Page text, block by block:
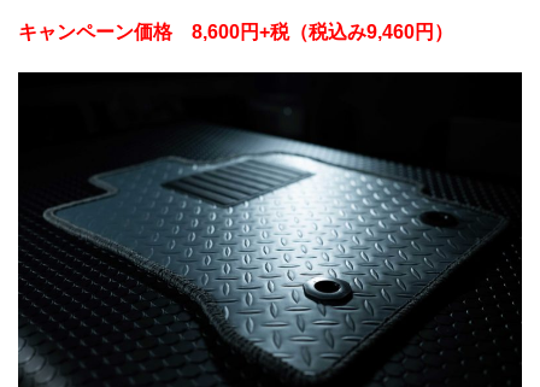
キャンペーン価格 8,600円+税（税込み9,460円）